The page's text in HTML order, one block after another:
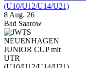
(U10/U12/U14/U21)
8 Aug. 26
Bad Saarow